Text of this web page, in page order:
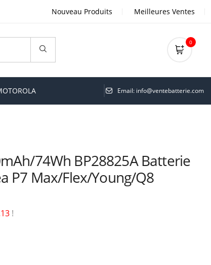
Nouveau Produits Meilleures Ventes
0
Email: info@ventebatterie.com
74Wh BP28825A Batterie
P7 Max/Flex/Young/Q8
!